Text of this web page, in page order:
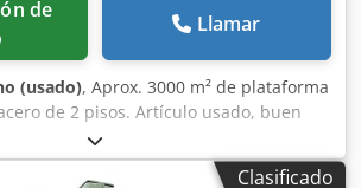
de O2 ppm 100 Velocidad de exposición
3 Monitorización: monitorización de la
del rendimiento. Opción:
capa de polvo. Precalentamiento
°C 200 Gas de protección: nitrógeno,
V / A / Hz 400 - 32 - 50/60
el filtro) mm 3385 x 1435 x 2225
Llamar
(usado), Aprox. 3000 m² de plataforma
de 2 pisos. Artículo usado, buen
Fabricante: STOW Longitud aprox.
54,6 m Altura borde inferior 3,4 m
Clasificado